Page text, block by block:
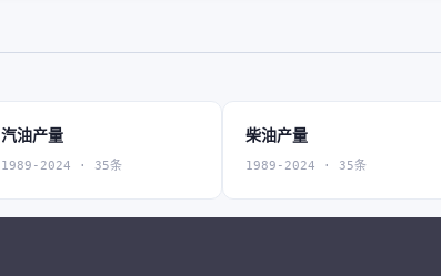
汽油产量
1989-2024 · 35条
柴油产量
1989-2024 · 35条